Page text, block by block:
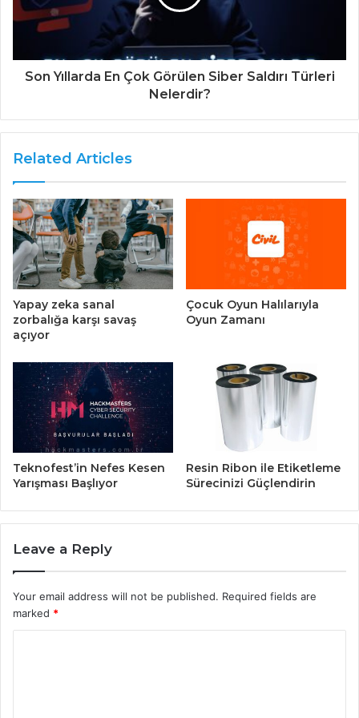
Son Yıllarda En Çok Görülen Siber Saldırı Türleri
Nelerdir?
Related Articles
Yapay zeka sanal
zorbalığa karşı savaş
açıyor
Çocuk Oyun Halılarıyla
Oyun Zamanı
Teknofest’in Nefes Kesen
Yarışması Başlıyor
Resin Ribon ile Etiketleme
Sürecinizi Güçlendirin
Leave a Reply
Your email address will not be published. Required fields are
marked *